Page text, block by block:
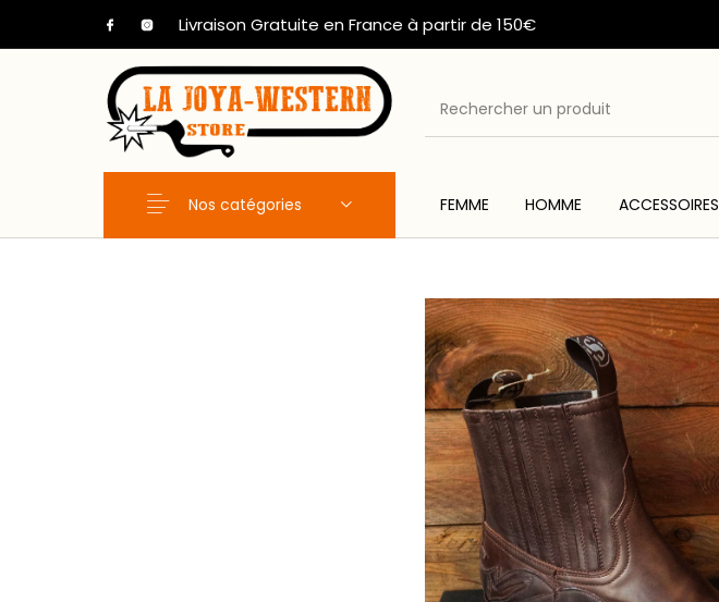
Livraison Gratuite en France à partir de 150€
FEMME HOMME ACCESSOIRES
Nos catégories